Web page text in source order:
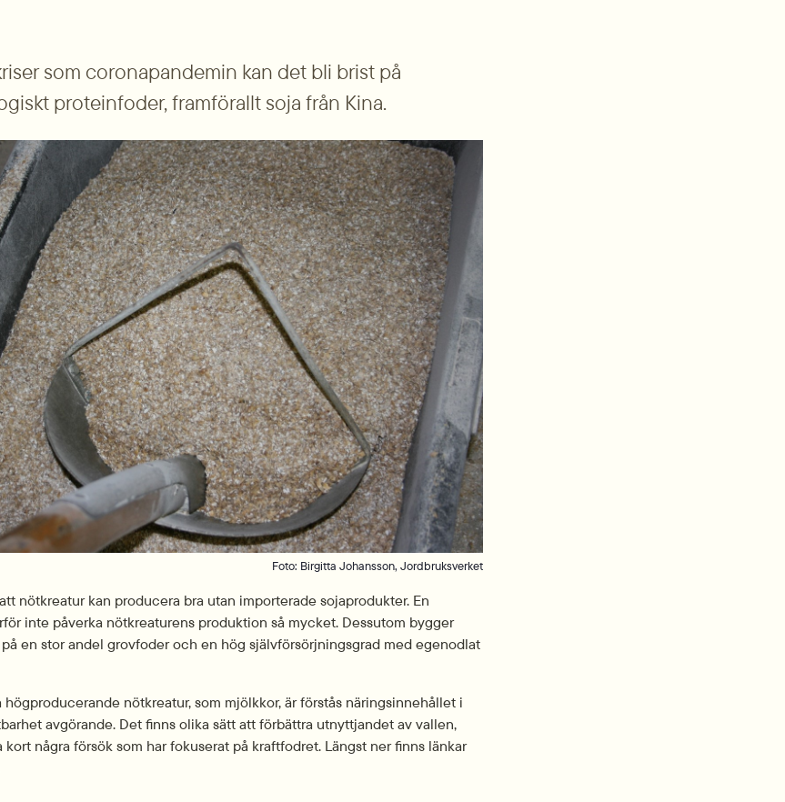
som coronapandemin kan det bli brist på
proteinfoder, framförallt soja från Kina.
Foto: Birgitta Johansson, Jordbruksverket
nötkreatur kan producera bra utan importerade sojaprodukter. En
inte påverka nötkreaturens produktion så mycket. Dessutom bygger
en stor andel grovfoder och en hög självförsörjningsgrad med egenodlat
högproducerande nötkreatur, som mjölkkor, är förstås näringsinnehållet i
avgörande. Det finns olika sätt att förbättra utnyttjandet av vallen,
kort några försök som har fokuserat på kraftfodret. Längst ner finns länkar